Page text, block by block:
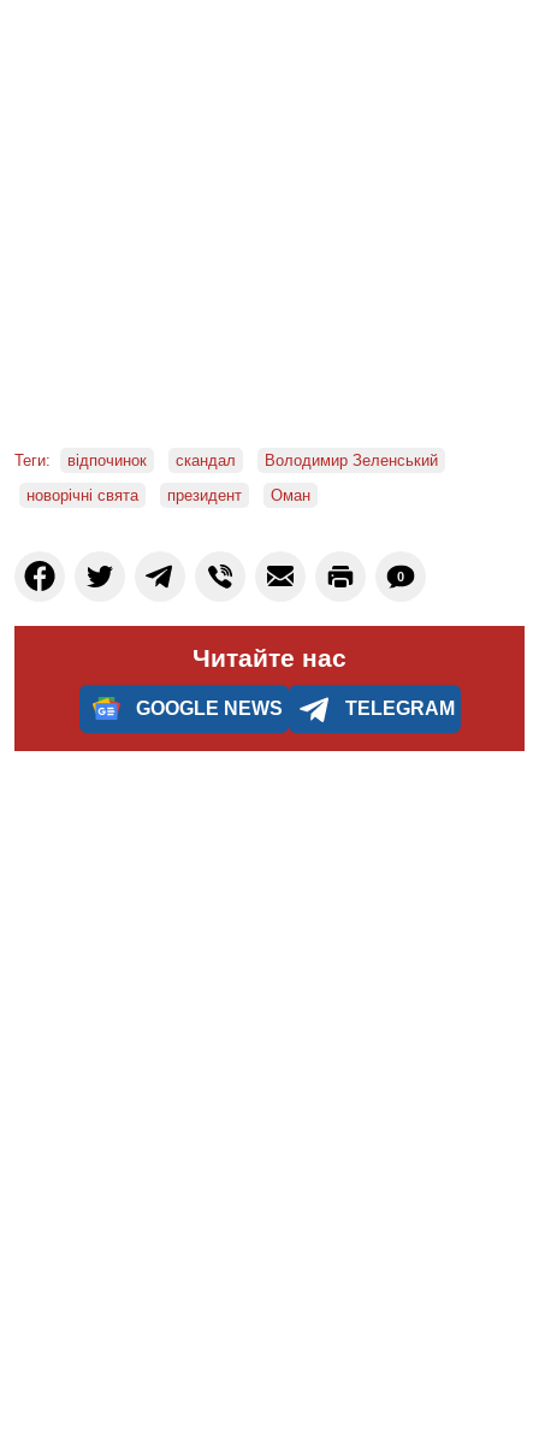
Теги: відпочинок скандал
Володимир Зеленський
новорічні свята
президент Оман
0
Читайте нас
GOOGLE NEWS TELEGRAM